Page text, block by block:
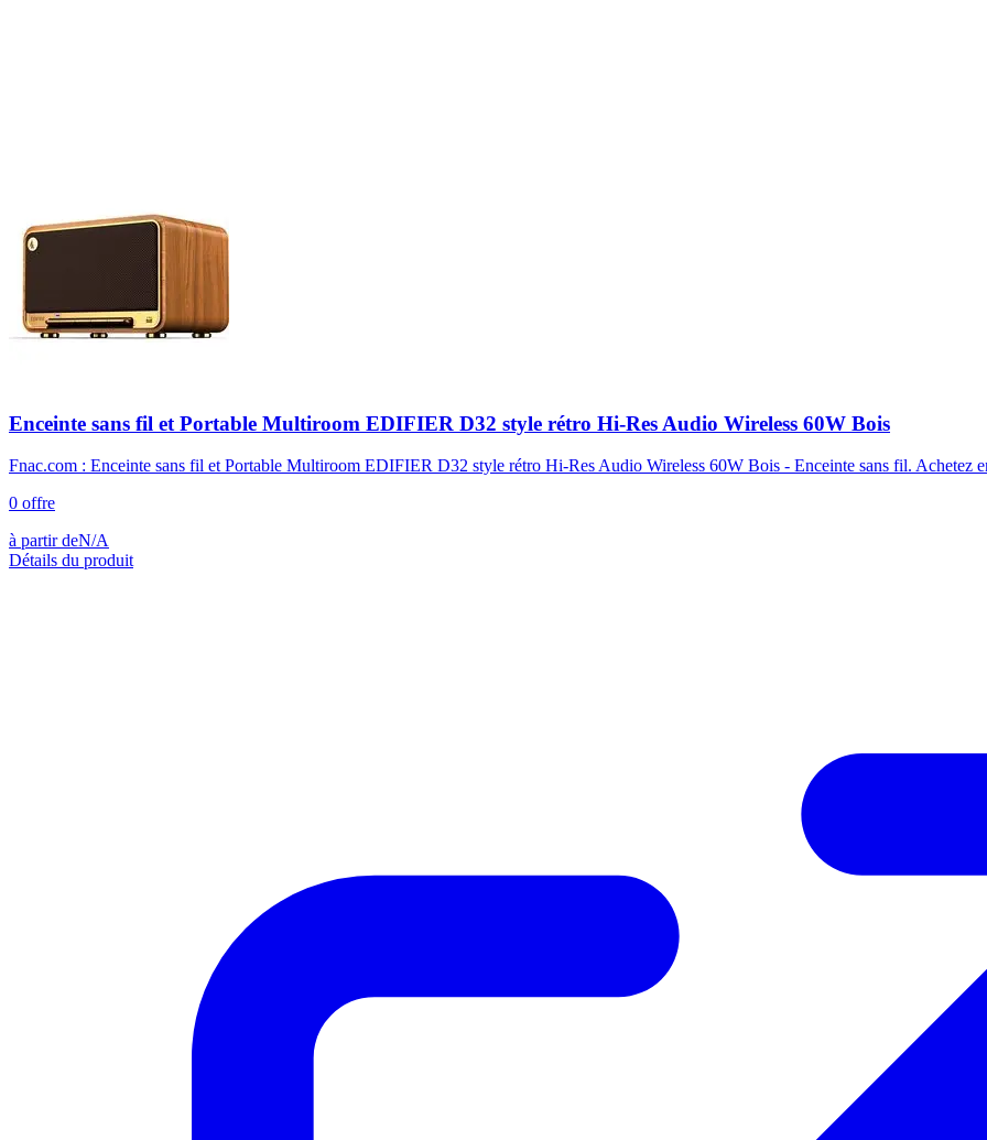
Enceinte sans fil et Portable Multiroom EDIFIER D32 style rétro Hi-Res Audio Wireless 60W Bois
Fnac.com : Enceinte sans fil et Portable Multiroom EDIFIER D32 style rétro Hi-Res Audio Wireless 60W Bois - Enceinte sans fil. Achetez
0 offre
à partir deN/A
Détails du produit